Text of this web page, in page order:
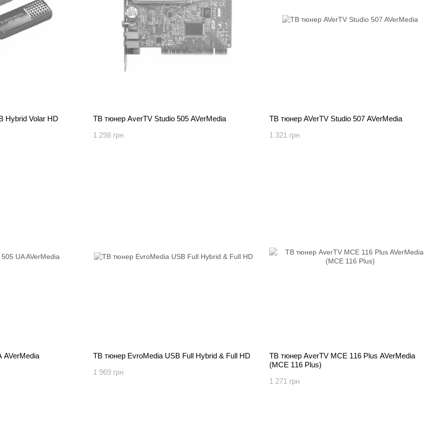
Hybrid Volar HD
ТВ тюнер AverTV Studio 505 AVerMedia
1 298 грн
ТВ тюнер AVerTV Studio 507 AVerMedia
1 321 грн
AVerMedia
ТВ тюнер EvroMedia USB Full Hybrid & Full HD
1 969 грн
ТВ тюнер AverTV MCE 116 Plus AVerMedia
(MCE 116 Plus)
1 271 грн